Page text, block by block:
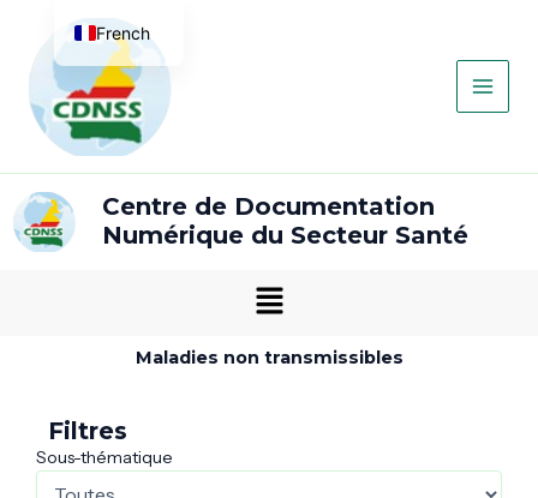
contenu
Centre de Documentation
Numérique du Secteur Santé
Menu
Maladies non transmissibles
Filtres
Sous-thématique
French
English